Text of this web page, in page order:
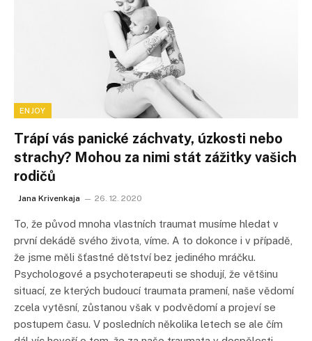
ENJOY
Trápí vás panické záchvaty, úzkosti nebo
strachy? Mohou za nimi stát zážitky vašich
rodičů
Jana Krivenkaja 26. 12. 2020
To, že původ mnoha vlastních traumat musíme hledat v
první dekádě svého života, víme. A to dokonce i v případě,
že jsme měli šťastné dětství bez jediného mráčku.
Psychologové a psychoterapeuti se shodují, že většinu
situací, ze kterých budoucí traumata pramení, naše vědomí
zcela vytěsní, zůstanou však v podvědomí a projeví se
postupem času. V posledních několika letech se ale čím